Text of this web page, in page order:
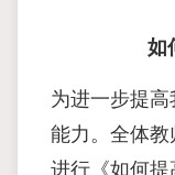
如
为进一步提
能力。全体教
进行《如何提